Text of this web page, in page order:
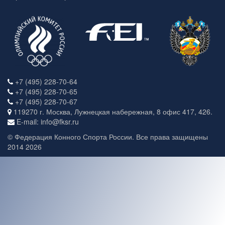
+7 (495) 228-70-64
+7 (495) 228-70-65
+7 (495) 228-70-67
119270 г. Москва, Лужнецкая набережная, 8 офис 417, 426.
E-mail: info@fksr.ru
© Федерация Конного Спорта России. Все права защищены
2014 2026